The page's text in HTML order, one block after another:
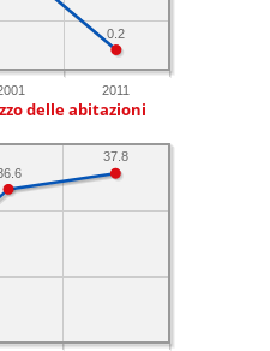
2011
0.2
delle abitazioni
37.8